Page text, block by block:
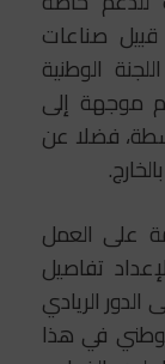
قبيل صناعات
الوطنية
موجهة إلى
فضلا عن
على العمل
تفاصيل
الدور الريادي
في هذا